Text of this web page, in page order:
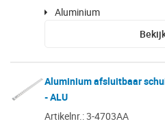
Aluminium
Aluminium afsluitbaar
- ALU
Artikelnr.: 3-4703AA